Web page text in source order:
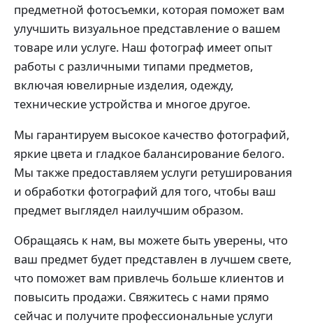
предметной фотосъемки, которая поможет вам
улучшить визуальное представление о вашем
товаре или услуге. Наш фотограф имеет опыт
работы с различными типами предметов,
включая ювелирные изделия, одежду,
технические устройства и многое другое.
Мы гарантируем высокое качество фотографий,
яркие цвета и гладкое балансирование белого.
Мы также предоставляем услуги ретуширования
и обработки фотографий для того, чтобы ваш
предмет выглядел наилучшим образом.
Обращаясь к нам, вы можете быть уверены, что
ваш предмет будет представлен в лучшем свете,
что поможет вам привлечь больше клиентов и
повысить продажи. Свяжитесь с нами прямо
сейчас и получите профессиональные услуги